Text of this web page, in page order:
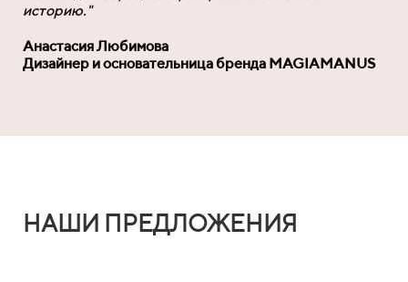
историю."
Анастасия Любимова
Дизайнер и основательница бренда MAGIAMANUS
НАШИ ПРЕДЛОЖЕНИЯ